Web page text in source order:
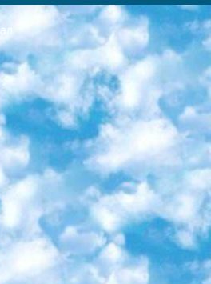
родного языка и литературы (эссе) Математическое письмо Узбекский язык (обучение на узбекском языке) не посещающее общее среднее образование для учреждений)/Образовательное учреждение выбор письменный и устный Иностранный язык письменный/устный Письменная/устная история Узбекистана *По выбору студента:  Химия  Физика  Основы государственного права  География 10 бесплатных образовательных ресурсов - Мы составили подборку онлайн-проектов с интерактивными упражнениями, видеолекциями и статьями. Они помогут вам обрести новые и освежить старые знания бесплатно. 1. «ИНТУИТ» Старейшая образовательная площадка Рунета. Здесь вы найдёте сотни текстовых и видеокурсов на десятки различных тем — от программирования до психологии. Многие курсы подготовлены российскими университетами и крупными международными компаниями вроде Intel и Microsoft. Самостоятельное обучение бесплатное, но желающие могут оплатить услуги персональных наставников. 2. «Смартия» знакомит с актуальными профессиями и подсказывает, как им обучаться. Выбрав заинтересовавшую вас специальность — SMM-специалист, фотограф, веб-дизайнер или другую, — увидите список необходимых для неё умений. Чтобы вы могли освоить их самостоятельно, для каждого умения площадка отображает подборку ссылок на учебные материалы. Хотя «Смартия» ориентируется на русскоязычную аудиторию, часть контента всё же доступна только на английском. 3. «Лекторий Физтеха» Проект Московского физико-технического института (Физтеха). С его помощью вы можете смотреть онлайн серии лекций, записанные на видео в этом вузе. В числе доступных предметов — физика, биология, химия, информационные технологии и другие. К некоторым лекциям администрация ресурса прилагает готовые конспекты, которые можно скачивать в PDF-формате. 4. ITMOcourses Онлайн-площадка Санкт-Петербургского национального исследовательского университета информационных технологий, механики и оптики (ИТМО). Ресурс предоставляет свободный доступ к курсам, разработанным в этом вузе. Каталог материалов разбит на четыре категории: «Оптические системы и технологии», «Приборостроение и робототехника», «Информационные технологии» и «Биотехнологии». Курсы состоят из видеолекций, интерактивных демонстраций и заданий. 5. «КиберЛенинка» Электронная научная библиотека открытого доступа. Каталог площадки регулярно обрастает текстами статей из различных научных изданий. Сгруппированные по журналам и рубрикам публикации можно читать онлайн или скачивать целиком в PDF-формате. Проект нацелен на популяризацию науки за счёт открытого доступа к качественной информации. 6. «ПостНаука» На этом ресурсе публикуют подборки видеолекций, составленные экспертами из разных отраслей и объединённые общими темами. Среди них, к примеру, есть серии «Биоинформатика и геномика», «Культура средневековой Скандинавии» и Cinema Studies о теории кино. Каждая подборка лекций — логически связанная история, рассказанная экспертом от первого лица. Кроме того, на сайте появляются научно-образовательные статьи и тесты на разные темы. 7. «Newочём» Команда проекта «Newочём» отбирает самые интересные тексты из англоязычных СМИ и переводит те из них, за которые голосуют участники сообщества «ВКонтакте». По большей части это научно-популярные статьи. Редакторы придумывают лишь заголовки, в остальном содержание переводов соответствует оригиналам. Полные тексты можно читать прямо в социальной сети. 8. InternetUrok Онлайн-база материалов по основным дисциплинам школьной программы. Информация на сайте структурирована по классам, предметам и темам (урокам). Каждый урок состоит из видеолекций и конспектов. Есть также интерактивные тренажёры и тесты для закрепления пройденного материала. Даже если вы давно окончили школу, возможность повторить программу старших классов всегда может пригодиться. 9. Edutainme Ещё один ресурс об образовании. В отличие от Newtonew, как мне кажется, Edutainme больше ориентируется на представителей индустрии: педагогов, предпринимателей, разработчиков образовательных проектов. Но и любой, кто просто стремится к саморазвитию, найдёт на сайте много полезного и интересного для себя. Например, информацию о новых курсах и образовательных сервисах. 10. Newtonew Онлайн-медиа об образовании и обучении в широком смысле. Авторы Newtonew пишут об инструментах, заведениях, тактиках и стратегиях, которые помогают учить других и получать новые знания самостоятельно. На этой площадке вы найдёте новости, обзоры, аналитические мат